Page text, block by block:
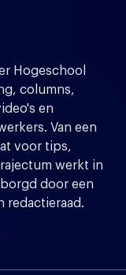
Hogeschool
columns,
en
Van een
voor tips,
werkt in
door een
redactieraad.